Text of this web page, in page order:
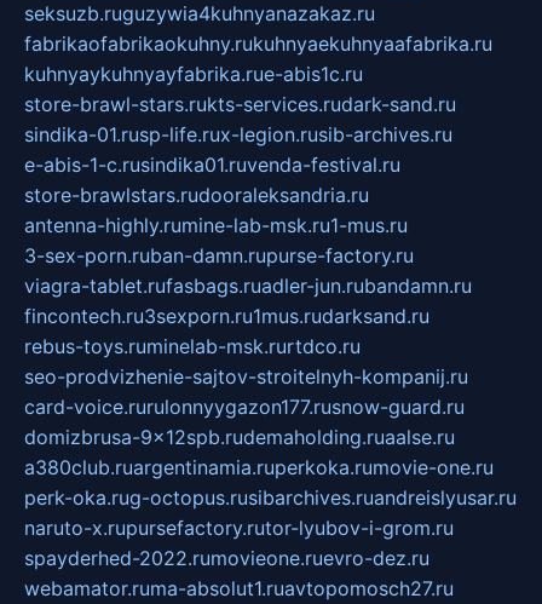
seksuzb.ruguzywia4kuhnyanazakaz.ru
fabrikaofabrikaokuhny.rukuhnyaekuhnyaafabrika.ru
kuhnyaykuhnyayfabrika.rue-abis1c.ru
store-brawl-stars.rukts-services.rudark-sand.ru
sindika-01.rusp-life.rux-legion.rusib-archives.ru
e-abis-1-c.rusindika01.ruvenda-festival.ru
store-brawlstars.rudooraleksandria.ru
antenna-highly.rumine-lab-msk.ru1-mus.ru
3-sex-porn.ruban-damn.rupurse-factory.ru
viagra-tablet.rufasbags.ruadler-jun.rubandamn.ru
fincontech.ru3sexporn.ru1mus.rudarksand.ru
rebus-toys.ruminelab-msk.rurtdco.ru
seo-prodvizhenie-sajtov-stroitelnyh-kompanij.ru
card-voice.rurulonnyygazon177.rusnow-guard.ru
domizbrusa-9x12spb.rudemaholding.ruaalse.ru
a380club.ruargentinamia.ruperkoka.rumovie-one.ru
perk-oka.rug-octopus.rusibarchives.ruandreislyusar.ru
naruto-x.rupursefactory.rutor-lyubov-i-grom.ru
spayderhed-2022.rumovieone.ruevro-dez.ru
webamator.ruma-absolut1.ruavtopomosch27.ru